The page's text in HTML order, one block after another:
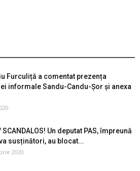
Furculiță a comentat prezența
informale Sandu-Candu-Șor și anexa
SCANDALOS! Un deputat PAS, împreună
susținători, au blocat...
2020